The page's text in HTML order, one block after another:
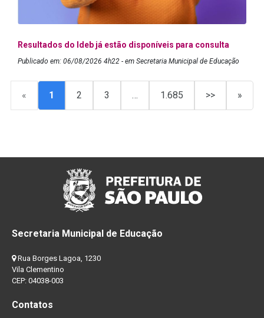
Resultados do Ideb já estão disponíveis para consulta
Publicado em: 06/08/2026 4h22 - em Secretaria Municipal de Educação
« 1 2 3 … 1.685 >> »
Secretaria Municipal de Educação
Rua Borges Lagoa, 1230
Vila Clementino
CEP: 04038-003
Contatos